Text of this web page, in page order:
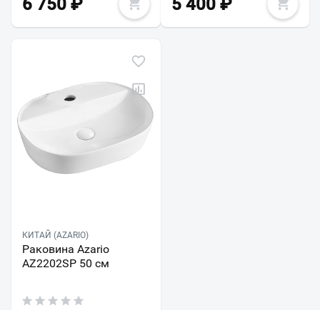
6 750 ₽ 5 400₽
КИТАЙ (AZARIO)
Раковина Azario
AZ2202SP 50 см